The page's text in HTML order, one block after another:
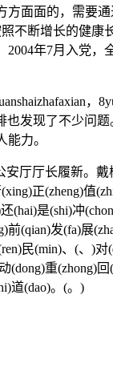
面的，需要
断增长的健
年7月入党，
，
发现了不少问
力。
安厅厅长履新
正(zheng)值
是(shi)冲
(qian)发(fa)展
民(min)、(、)
重(zhong)
道(dao)。(。)